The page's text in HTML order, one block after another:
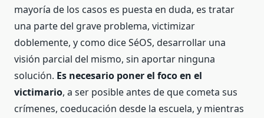
mayoría de los casos es puesta en duda, es tratar
una parte del grave problema, victimizar
doblemente, y como dice SéOS, desarrollar una
visión parcial del mismo, sin aportar ninguna
solución. Es necesario poner el foco en el
victimario, a ser posible antes de que cometa sus
crímenes, coeducación desde la escuela, y mientras